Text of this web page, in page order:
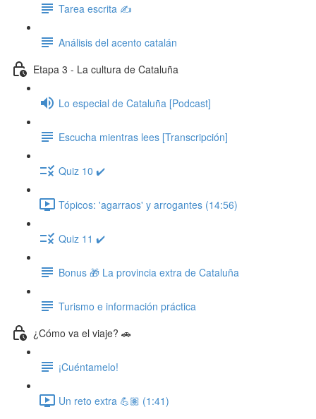
Tarea escrita ✍️
Análisis del acento catalán
Etapa 3 - La cultura de Cataluña
Lo especial de Cataluña [Podcast]
Escucha mientras lees [Transcripción]
Quiz 10 ✔️
Tópicos: 'agarraos' y arrogantes (14:56)
Quiz 11 ✔️
Bonus 🎁 La provincia extra de Cataluña
Turismo e información práctica
¿Cómo va el viaje? 🚗
¡Cuéntamelo!
Un reto extra 💪🏽 (1:41)